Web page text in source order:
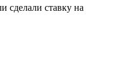
сделали ставку на